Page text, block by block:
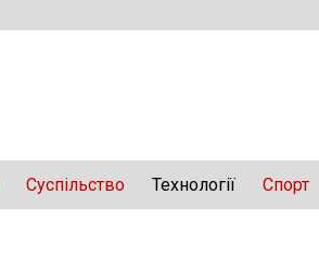
Суспільство Технології Спорт